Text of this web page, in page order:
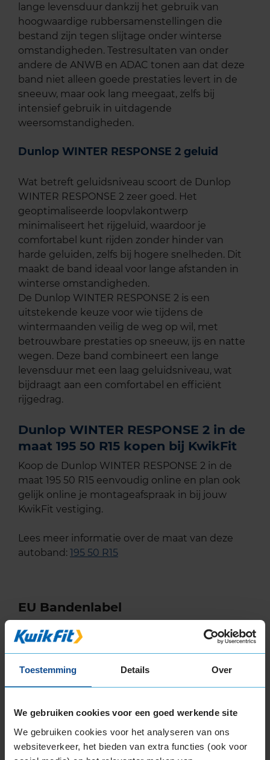
Toestemming Details Over
We gebruiken cookies voor een goed werkende site
We gebruiken cookies voor het analyseren van ons
websiteverkeer, het bieden van extra functies (ook voor
lange levensduur dankzij het gebruik van
hoogwaardige rubbersamenstellingen die
bestand zijn tegen slijtage onder winterse
omstandigheden. Testresultaten van onder
andere de ANWB en ADAC tonen aan dat deze
band niet alleen goede prestaties levert in de
sneeuw, maar ook lang meegaat, zelfs bij
intensief gebruik in uitdagende
weersomstandigheden.
Dunlop WINTER RESPONSE 2 geluid
Wat betreft geluidsniveau scoort de Dunlop
WINTER RESPONSE 2 zeer goed. Het
geoptimaliseerde loopvlakontwerp
minimaliseert het rijgeluid, waardoor je
comfortabel kunt rijden zonder hinder van
harde geluiden, zelfs bij hogere snelheden. Dit
maakt de band ideaal voor lange afstanden in
winterse omstandigheden.
De Dunlop WINTER RESPONSE 2 is een
uitstekende keuze voor wie tijdens de
wintermaanden veilig de weg op wil, met
betrouwbare prestaties op sneeuw, ijs en natte
wegen. Deze band combineert een lange
levensduur met een laag geluidsniveau, wat
bijdraagt aan een comfortabel en efficiënt
rijgedrag.
Dunlop WINTER RESPONSE 2 in de
maat 195 50 R15 kopen bij KwikFit
Koop de Dunlop WINTER RESPONSE 2 in de
maat 195 50 R15 eenvoudig online en plan ook
gelijk online je montageafspraak in bij jouw
KwikFit vestiging.
Lees meer informatie over de maat van deze
autoband: 195 50 R15
EU Bandenlabel
195/50R15 82 T
B